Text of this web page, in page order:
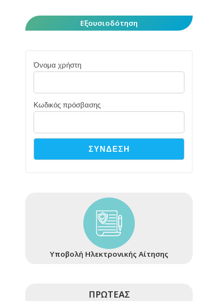
Εξουσιοδότηση
Όνομα χρήστη
Κωδικός πρόσβασης
Υποβολή Ηλεκτρονικής Αίτησης
ΠΡΩΤΕΑΣ